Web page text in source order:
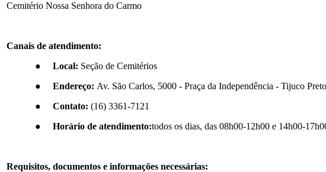
Cemitério Nossa Senhora do Carmo
Canais de atendimento:
● Local: Seção de Cemitérios
● Endereço: Av. São Carlos, 5000 - Praça da Independência - Tijuco Preto
● Contato: (16) 3361-7121
● Horário de atendimento:todos os dias, das 08h00-12h00 e 14h00-
Requisitos, documentos e informações necessárias: